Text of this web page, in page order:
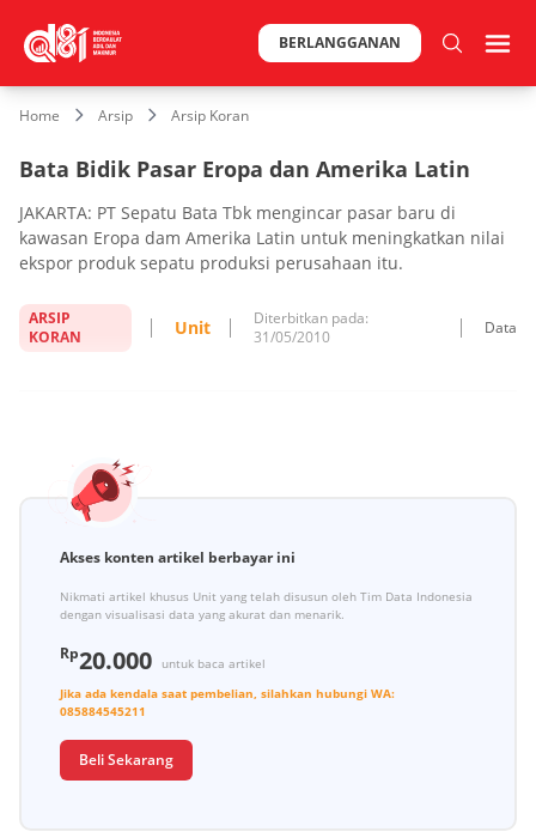
BERLANGGANAN
Home Arsip Arsip Koran
Bata Bidik Pasar Eropa dan Amerika Latin
JAKARTA: PT Sepatu Bata Tbk mengincar pasar baru di
kawasan Eropa dam Amerika Latin untuk meningkatkan nilai
ekspor produk sepatu produksi perusahaan itu.
ARSIP
KORAN
Unit
Diterbitkan pada:
31/05/2010
Data
Akses konten artikel berbayar ini
Nikmati artikel khusus Unit yang telah disusun oleh Tim Data Indonesia
dengan visualisasi data yang akurat dan menarik.
Rp20.000
untuk baca artikel
Jika ada kendala saat pembelian, silahkan hubungi WA:
085884545211
Beli Sekarang